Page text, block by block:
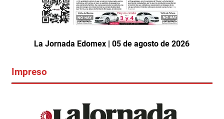
La Jornada Edomex | 05 de agosto de 2026
Impreso